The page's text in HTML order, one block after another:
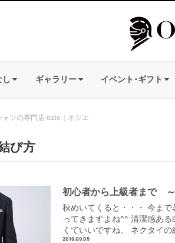
し ギャラリー イベント･ギフト
ツの専門店 ozie｜オジエ
び方
初心者から上級者まで
秋めいてくると・・・ 今ま
ってきますよね^^ 清潔感あ
くていいですね。 ネクタイ
2019.09.05